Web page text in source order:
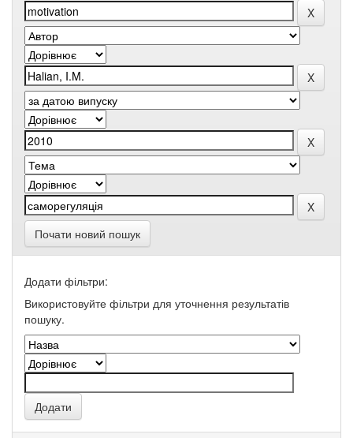
Почати новий пошук
Додати фільтри:
Використовуйте фільтри для уточнення результатів
пошуку.